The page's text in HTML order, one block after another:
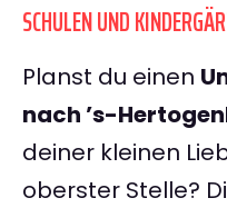
SCHULEN UND
Planst du einen
nach ’s-
deiner kleinen
oberster Stelle?